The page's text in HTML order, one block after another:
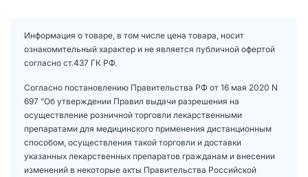
Информация о товаре, в том числе цена товара, носит
ознакомительный характер и не является публичной офертой
согласно ст.437 ГК РФ.
Согласно постановлению Правительства РФ от 16 мая 2020 N
697 "Об утверждении Правил выдачи разрешения на
осуществление розничной торговли лекарственными
препаратами для медицинского применения дистанционным
способом, осуществления такой торговли и доставки
указанных лекарственных препаратов гражданам и внесении
изменений в некоторые акты Правительства Российской